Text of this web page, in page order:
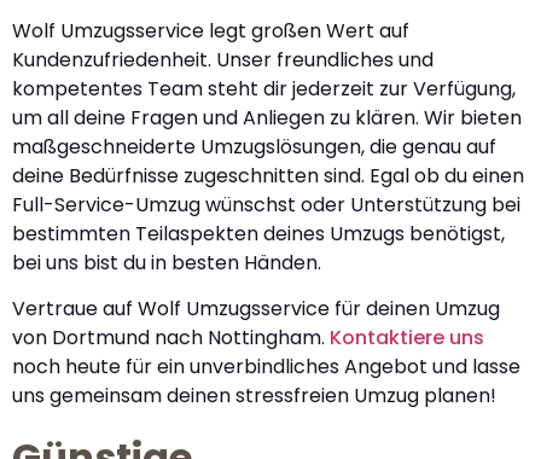
Wolf Umzugsservice legt großen Wert auf
Kundenzufriedenheit. Unser freundliches und
kompetentes Team steht dir jederzeit zur Verfügung,
um all deine Fragen und Anliegen zu klären. Wir bieten
maßgeschneiderte Umzugslösungen, die genau auf
deine Bedürfnisse zugeschnitten sind. Egal ob du einen
Full-Service-Umzug wünschst oder Unterstützung bei
bestimmten Teilaspekten deines Umzugs benötigst,
bei uns bist du in besten Händen.
Vertraue auf Wolf Umzugsservice für deinen Umzug
von Dortmund nach Nottingham. Kontaktiere uns
noch heute für ein unverbindliches Angebot und lasse
uns gemeinsam deinen stressfreien Umzug planen!